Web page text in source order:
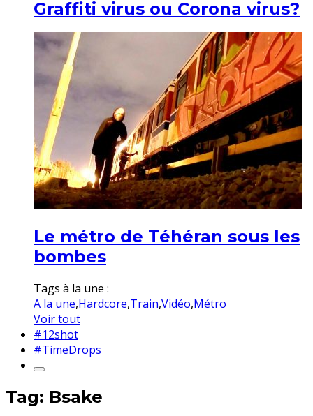
Graffiti virus ou Corona virus?
Le métro de Téhéran sous les
bombes
Tags à la une :
A la une,Hardcore,Train,Vidéo,Métro
Voir tout
#12shot
#TimeDrops
Tag: Bsake